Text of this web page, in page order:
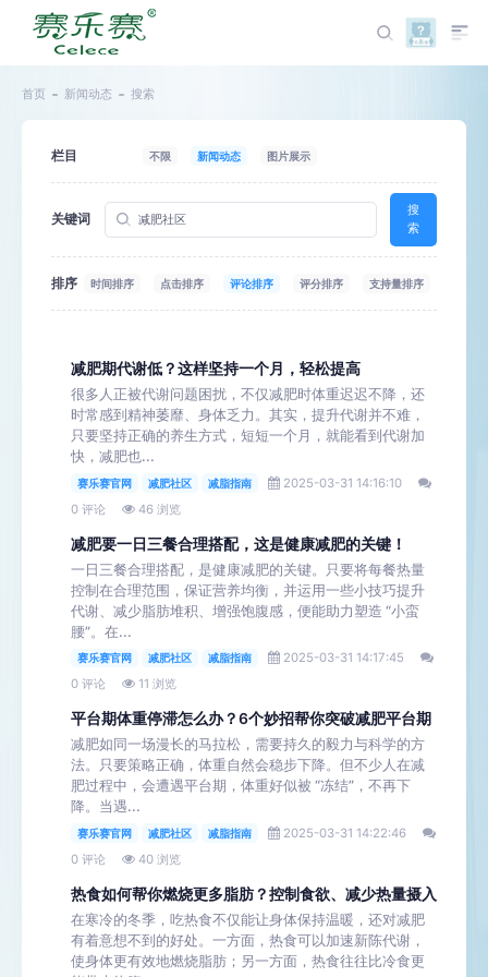
首页 新闻动态 搜索
栏目 不限 新闻动态 图片展示
关键词
搜
索
排序 时间排序 点击排序 评论排序 评分排序 支持量排序
减肥期代谢低？这样坚持一个月，轻松提高
很多人正被代谢问题困扰，不仅减肥时体重迟迟不降，还
时常感到精神萎靡、身体乏力。其实，提升代谢并不难，
只要坚持正确的养生方式，短短一个月，就能看到代谢加
快，减肥也...
赛乐赛官网 减肥社区 减脂指南
2025-03-31 14:16:10
0 评论
46 浏览
减肥要一日三餐合理搭配，这是健康减肥的关键！
一日三餐合理搭配，是健康减肥的关键。只要将每餐热量
控制在合理范围，保证营养均衡，并运用一些小技巧提升
代谢、减少脂肪堆积、增强饱腹感，便能助力塑造 “小蛮
腰”。在...
赛乐赛官网 减肥社区 减脂指南
2025-03-31 14:17:45
0 评论
11 浏览
平台期体重停滞怎么办？6个妙招帮你突破减肥平台期
减肥如同一场漫长的马拉松，需要持久的毅力与科学的方
法。只要策略正确，体重自然会稳步下降。但不少人在减
肥过程中，会遭遇平台期，体重好似被 “冻结”，不再下
降。当遇...
赛乐赛官网 减肥社区 减脂指南
2025-03-31 14:22:46
0 评论
40 浏览
热食如何帮你燃烧更多脂肪？控制食欲、减少热量摄入
在寒冷的冬季，吃热食不仅能让身体保持温暖，还对减肥
有着意想不到的好处。一方面，热食可以加速新陈代谢，
使身体更有效地燃烧脂肪；另一方面，热食往往比冷食更